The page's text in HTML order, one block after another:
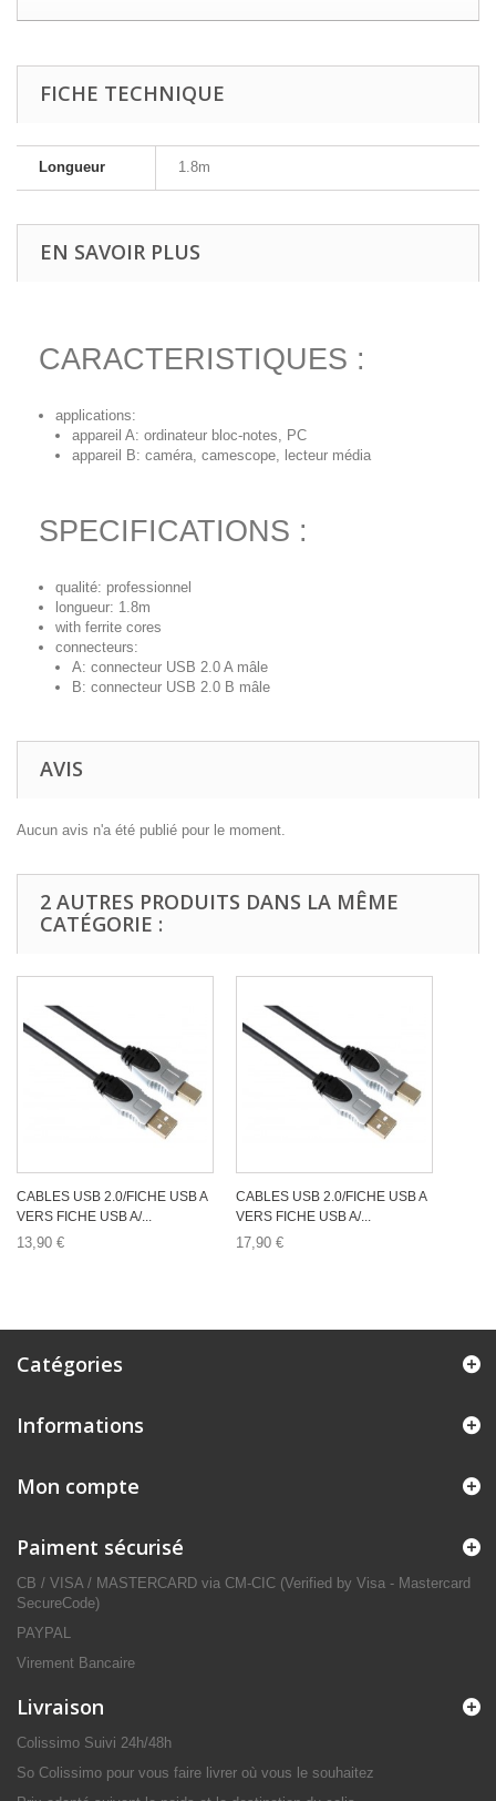
FICHE TECHNIQUE
Longueur 1.8m
EN SAVOIR PLUS
CARACTERISTIQUES :
applications:
appareil A: ordinateur bloc-notes, PC
appareil B: caméra, camescope, lecteur média
SPECIFICATIONS :
qualité: professionnel
longueur: 1.8m
with ferrite cores
connecteurs:
A: connecteur USB 2.0 A mâle
B: connecteur USB 2.0 B mâle
AVIS
Aucun avis n'a été publié pour le moment.
2 AUTRES PRODUITS DANS LA MÊME
CATÉGORIE :
CABLES USB 2.0/FICHE USB A
VERS FICHE USB A/...
13,90 €
CABLES USB 2.0/FICHE USB A
VERS FICHE USB A/...
17,90 €
Catégories
Informations
Mon compte
Paiment sécurisé
CB / VISA / MASTERCARD via CM-CIC (Verified by Visa - Mastercard
SecureCode)
PAYPAL
Virement Bancaire
Livraison
Colissimo Suivi 24h/48h
So Colissimo pour vous faire livrer où vous le souhaitez